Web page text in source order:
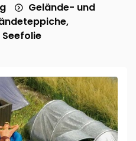
Gelände- und